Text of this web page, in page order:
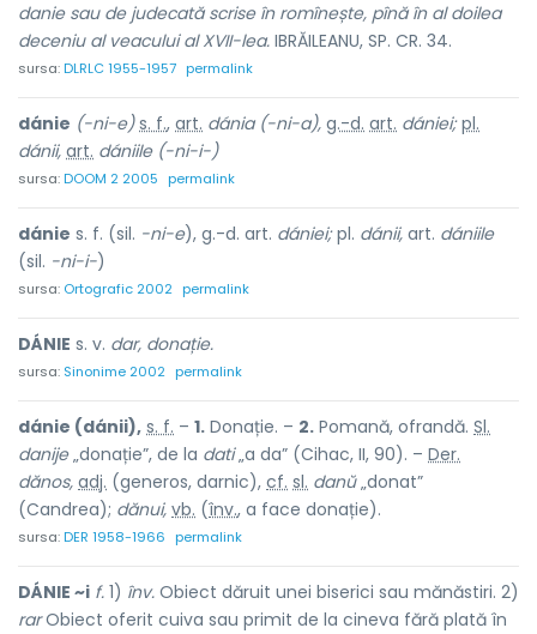
danie sau de judecată scrise în romînește, pînă în al doilea
deceniu al veacului al XVII-lea. IBRĂILEANU, SP. CR. 34.
sursa:DLRLC 1955-1957 permalink
dánie (-ni-e) s. f., art. dánia (-ni-a), g.-d. art. dániei; pl.
dánii, art. dániile (-ni-i-)
sursa:DOOM 2 2005 permalink
dánie s. f. (sil. -ni-e), g.-d. art. dániei;pl. dánii, art. dániile
(sil. -ni-i-)
sursa: Ortografic 2002 permalink
DÁNIE s. v. dar, donație.
sursa: Sinonime 2002 permalink
dánie (dánii), s. f. – 1. Donație. – 2. Pomană, ofrandă. Sl.
danije„donație”, de la dati„a da” (Cihac, II, 90). – Der.
dănos, adj. (generos, darnic), cf. sl. danŭ„donat”
(Candrea); dănui, vb. (înv., a face donație).
sursa:DER 1958-1966 permalink
DÁNIE ~i f. 1) înv. Obiect dăruit unei biserici sau mănăstiri. 2)
rarObiect oferit cuiva sau primit de la cineva fără plată în